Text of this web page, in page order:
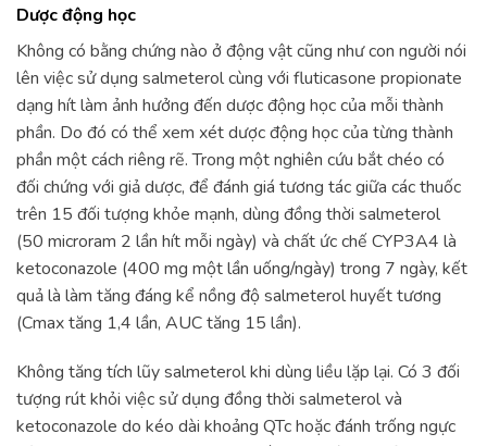
Dược động học
Không có bằng chứng nào ở động vật cũng như con người nói
lên việc sử dụng salmeterol cùng với fluticasone propionate
dạng hít làm ảnh hưởng đến dược động học của mỗi thành
phần. Do đó có thể xem xét dược động học của từng thành
phần một cách riêng rẽ. Trong một nghiên cứu bắt chéo có
đối chứng với giả dược, để đánh giá tương tác giữa các thuốc
trên 15 đối tượng khỏe mạnh, dùng đồng thời salmeterol
(50 microram 2 lần hít mỗi ngày) và chất ức chế CYP3A4 là
ketoconazole (400 mg một lần uống/ngày) trong 7 ngày, kết
quả là làm tăng đáng kể nồng độ salmeterol huyết tương
(Cmax tăng 1,4 lần, AUC tăng 15 lần).
Không tăng tích lũy salmeterol khi dùng liều lặp lại. Có 3 đối
tượng rút khỏi việc sử dụng đồng thời salmeterol và
ketoconazole do kéo dài khoảng QTc hoặc đánh trống ngực